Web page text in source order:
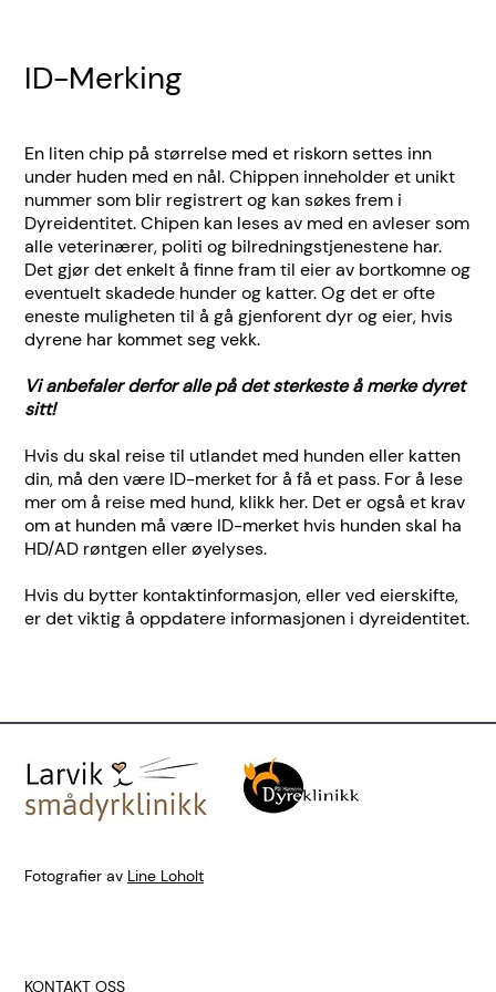
ID-Merking
En liten chip på størrelse med et riskorn settes inn
under huden med en nål. Chippen inneholder et unikt
nummer som blir registrert og kan søkes frem i
Dyreidentitet. Chipen kan leses av med en avleser som
alle veterinærer, politi og bilredningstjenestene har.
Det gjør det enkelt å finne fram til eier av bortkomne og
eventuelt skadede hunder og katter. Og det er ofte
eneste muligheten til å gå gjenforent dyr og eier, hvis
dyrene har kommet seg vekk.
Vi anbefaler derfor alle på det sterkeste å merke dyret
sitt!
Hvis du skal reise til utlandet med hunden eller katten
din, må den være ID-merket for å få et pass. For å lese
mer om å reise med hund, klikk her. Det er også et krav
om at hunden må være ID-merket hvis hunden skal ha
HD/AD røntgen eller øyelyses.
Hvis du bytter kontaktinformasjon, eller ved eierskifte,
er det viktig å oppdatere informasjonen i dyreidentitet.
KONTAKT OSS
Fotografier av Line Loholt